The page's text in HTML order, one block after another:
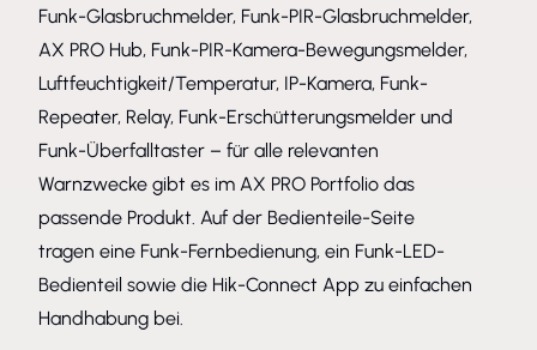
Funk-Glasbruchmelder, Funk-PIR-Glasbruchmelder,
AX PRO Hub, Funk-PIR-Kamera-Bewegungsmelder,
Luftfeuchtigkeit/Temperatur, IP-Kamera, Funk-
Repeater, Relay, Funk-Erschütterungsmelder und
Funk-Überfalltaster – für alle relevanten
Warnzwecke gibt es im AX PRO Portfolio das
passende Produkt. Auf der Bedienteile-Seite
tragen eine Funk-Fernbedienung, ein Funk-LED-
Bedienteil sowie die Hik-Connect App zu einfachen
Handhabung bei.